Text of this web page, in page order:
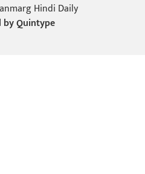
Hindi Daily
byQuintype